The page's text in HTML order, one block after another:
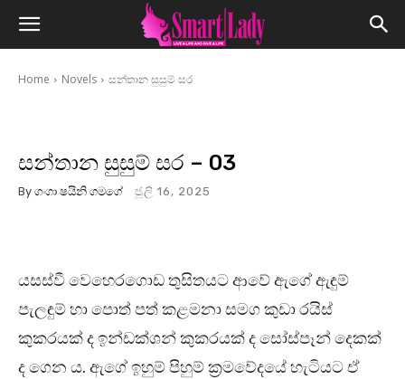
Home Novels සන්තාන සුසුම් සර
සන්තාන සුසුම් සර – 03
By ගංගා ෂයිනි ගමගේ ජූලි 16, 2025
යසස්වී වෙහෙරගොඩ තුසිතයට ආවේ ඇගේ ඇඳුම්
පැලඳුම් හා පොත් පත් කළමනා සමග කුඩා රයිස්
කුකරයක් ද ඉන්ඩක්ශන් කුකරයක් ද සෝස්පෑන් දෙකක්
ද ගෙන ය. ඇගේ ඉහුම් පිහුම් ක්‍රමවේදයේ හැටියට ඒ